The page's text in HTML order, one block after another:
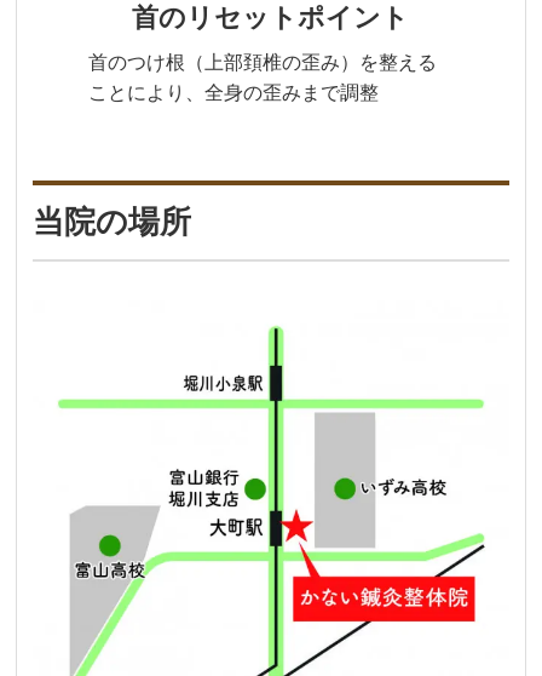
首のリセットポイント
首のつけ根（上部頚椎の歪み）を整える
ことにより、全身の歪みまで調整
当院の場所